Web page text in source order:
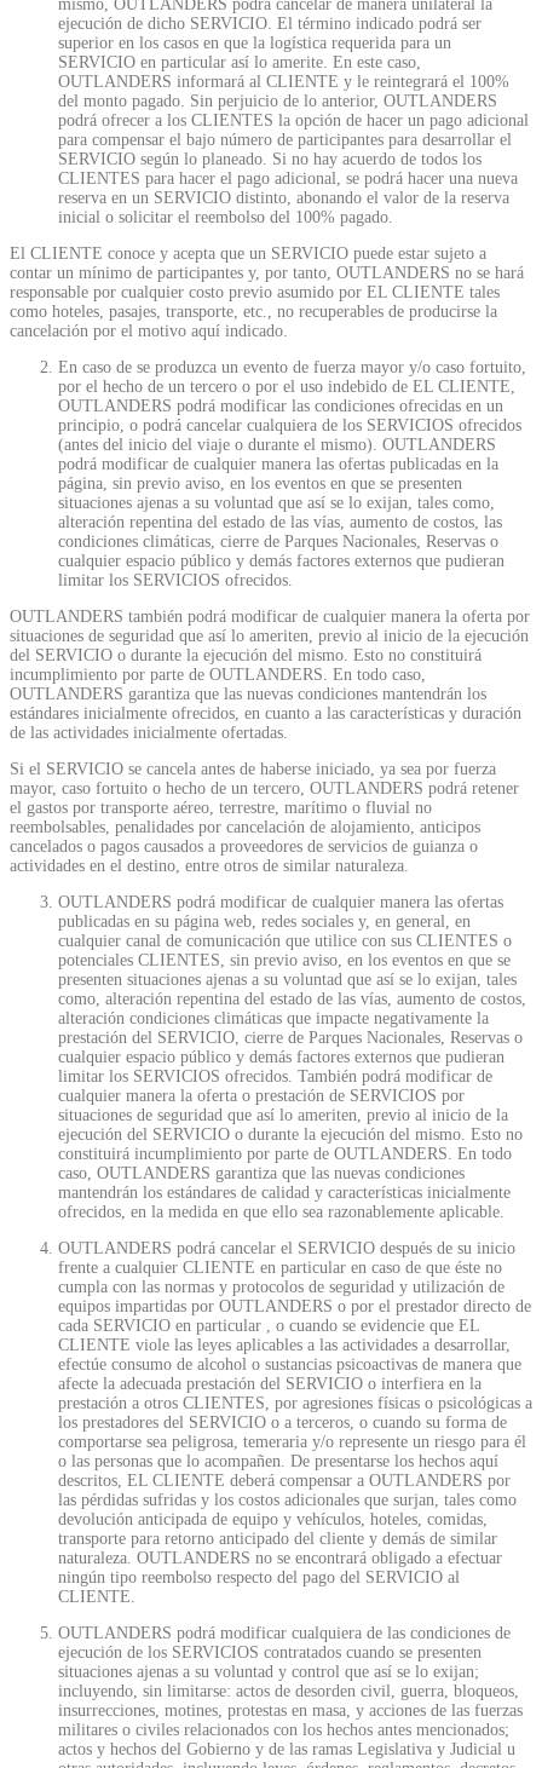
mismo, OUTLANDERS podrá cancelar de manera unilateral la
ejecución de dicho SERVICIO. El término indicado podrá ser
superior en los casos en que la logística requerida para un
SERVICIO en particular así lo amerite. En este caso,
OUTLANDERS informará al CLIENTE y le reintegrará el 100%
del monto pagado. Sin perjuicio de lo anterior, OUTLANDERS
podrá ofrecer a los CLIENTES la opción de hacer un pago adicional
para compensar el bajo número de participantes para desarrollar el
SERVICIO según lo planeado. Si no hay acuerdo de todos los
CLIENTES para hacer el pago adicional, se podrá hacer una nueva
reserva en un SERVICIO distinto, abonando el valor de la reserva
inicial o solicitar el reembolso del 100% pagado.
El CLIENTE conoce y acepta que un SERVICIO puede estar sujeto a
contar un mínimo de participantes y, por tanto, OUTLANDERS no se hará
responsable por cualquier costo previo asumido por EL CLIENTE tales
como hoteles, pasajes, transporte, etc., no recuperables de producirse la
cancelación por el motivo aquí indicado.
En caso de se produzca un evento de fuerza mayor y/o caso fortuito,
por el hecho de un tercero o por el uso indebido de EL CLIENTE,
OUTLANDERS podrá modificar las condiciones ofrecidas en un
principio, o podrá cancelar cualquiera de los SERVICIOS ofrecidos
(antes del inicio del viaje o durante el mismo). OUTLANDERS
podrá modificar de cualquier manera las ofertas publicadas en la
página, sin previo aviso, en los eventos en que se presenten
situaciones ajenas a su voluntad que así se lo exijan, tales como,
alteración repentina del estado de las vías, aumento de costos, las
condiciones climáticas, cierre de Parques Nacionales, Reservas o
cualquier espacio público y demás factores externos que pudieran
limitar los SERVICIOS ofrecidos.
OUTLANDERS también podrá modificar de cualquier manera la oferta por
situaciones de seguridad que así lo ameriten, previo al inicio de la ejecución
del SERVICIO o durante la ejecución del mismo. Esto no constituirá
incumplimiento por parte de OUTLANDERS. En todo caso,
OUTLANDERS garantiza que las nuevas condiciones mantendrán los
estándares inicialmente ofrecidos, en cuanto a las características y duración
de las actividades inicialmente ofertadas.
Si el SERVICIO se cancela antes de haberse iniciado, ya sea por fuerza
mayor, caso fortuito o hecho de un tercero, OUTLANDERS podrá retener
el gastos por transporte aéreo, terrestre, marítimo o fluvial no
reembolsables, penalidades por cancelación de alojamiento, anticipos
cancelados o pagos causados a proveedores de servicios de guianza o
actividades en el destino, entre otros de similar naturaleza.
OUTLANDERS podrá modificar de cualquier manera las ofertas
publicadas en su página web, redes sociales y, en general, en
cualquier canal de comunicación que utilice con sus CLIENTES o
potenciales CLIENTES, sin previo aviso, en los eventos en que se
presenten situaciones ajenas a su voluntad que así se lo exijan, tales
como, alteración repentina del estado de las vías, aumento de costos,
alteración condiciones climáticas que impacte negativamente la
prestación del SERVICIO, cierre de Parques Nacionales, Reservas o
cualquier espacio público y demás factores externos que pudieran
limitar los SERVICIOS ofrecidos. También podrá modificar de
cualquier manera la oferta o prestación de SERVICIOS por
situaciones de seguridad que así lo ameriten, previo al inicio de la
ejecución del SERVICIO o durante la ejecución del mismo. Esto no
constituirá incumplimiento por parte de OUTLANDERS. En todo
caso, OUTLANDERS garantiza que las nuevas condiciones
mantendrán los estándares de calidad y características inicialmente
ofrecidos, en la medida en que ello sea razonablemente aplicable.
OUTLANDERS podrá cancelar el SERVICIO después de su inicio
frente a cualquier CLIENTE en particular en caso de que éste no
cumpla con las normas y protocolos de seguridad y utilización de
equipos impartidas por OUTLANDERS o por el prestador directo de
cada SERVICIO en particular , o cuando se evidencie que EL
CLIENTE viole las leyes aplicables a las actividades a desarrollar,
efectúe consumo de alcohol o sustancias psicoactivas de manera que
afecte la adecuada prestación del SERVICIO o interfiera en la
prestación a otros CLIENTES, por agresiones físicas o psicológicas a
los prestadores del SERVICIO o a terceros, o cuando su forma de
comportarse sea peligrosa, temeraria y/o represente un riesgo para él
o las personas que lo acompañen. De presentarse los hechos aquí
descritos, EL CLIENTE deberá compensar a OUTLANDERS por
las pérdidas sufridas y los costos adicionales que surjan, tales como
devolución anticipada de equipo y vehículos, hoteles, comidas,
transporte para retorno anticipado del cliente y demás de similar
naturaleza. OUTLANDERS no se encontrará obligado a efectuar
ningún tipo reembolso respecto del pago del SERVICIO al
CLIENTE.
OUTLANDERS podrá modificar cualquiera de las condiciones de
ejecución de los SERVICIOS contratados cuando se presenten
situaciones ajenas a su voluntad y control que así se lo exijan;
incluyendo, sin limitarse: actos de desorden civil, guerra, bloqueos,
insurrecciones, motines, protestas en masa, y acciones de las fuerzas
militares o civiles relacionados con los hechos antes mencionados;
actos y hechos del Gobierno y de las ramas Legislativa y Judicial u